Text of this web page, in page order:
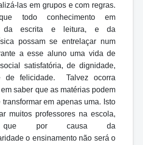
las em grupos e com regras.
todo conhecimento em
da escrita e leitura, e da
possam se entrelaçar num
a esse aluno uma vida de
satisfatória, de dignidade,
de felicidade. Talvez ocorra
saber que as matérias podem
em apenas uma. Isto
muitos professores na escola,
que por causa da
o ensinamento não será o